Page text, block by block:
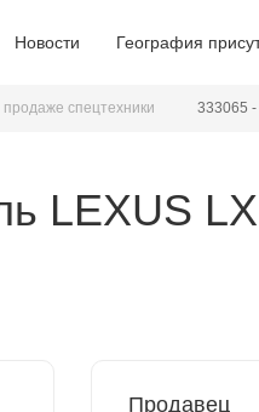
Новости География
спецтехники 333065
LEXUS
Продавец